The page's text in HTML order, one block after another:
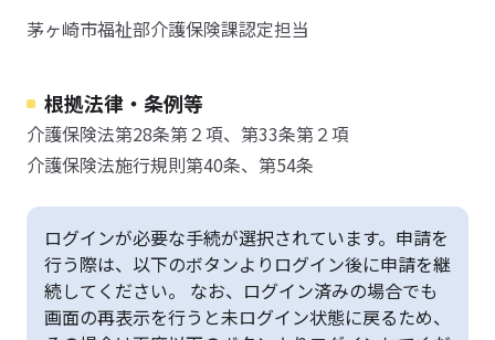
茅ヶ崎市福祉部介護保険課認定担当
根拠法律・条例等
介護保険法第28条第２項、第33条第２項
介護保険法施行規則第40条、第54条
ログインが必要な手続が選択されています。申請を
行う際は、以下のボタンよりログイン後に申請を継
続してください。 なお、ログイン済みの場合でも
画面の再表示を行うと未ログイン状態に戻るため、